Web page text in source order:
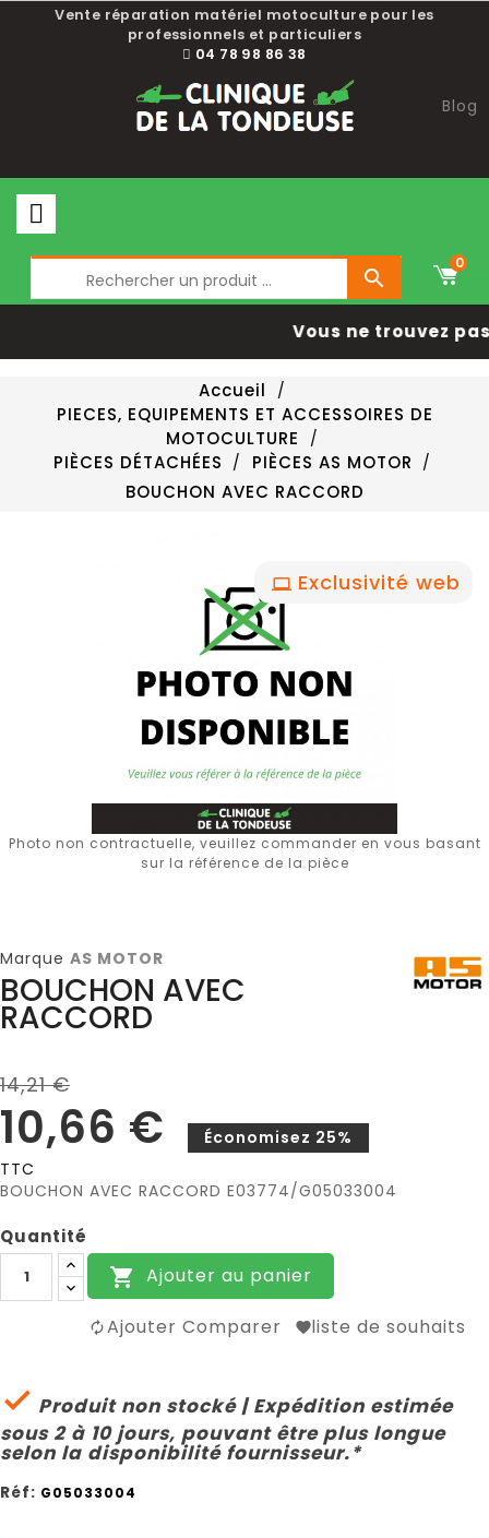
Vente réparation matériel motoculture pour les
professionnels et particuliers
04 78 98 86 38
Blog

0
Vous ne trouvez
Accueil
PIECES, EQUIPEMENTS ET ACCESSOIRES DE
MOTOCULTURE
PIÈCES DÉTACHÉES
PIÈCES AS MOTOR
BOUCHON AVEC RACCORD
Exclusivité web
Photo non contractuelle, veuillez commander en vous basant
sur la référence de la pièce
Marque AS MOTOR
BOUCHON AVEC
RACCORD
14,21 €
10,66 €
Économisez 25%
TTC
BOUCHON AVEC RACCORD E03774/G05033004
Quantité
 Ajouter au panier
Ajouter Comparer liste de souhaits
 Produit non stocké | Expédition estimée
sous 2 à 10 jours, pouvant être plus longue
selon la disponibilité fournisseur.*
Réf: G05033004